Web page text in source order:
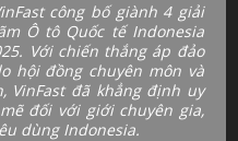
công bố giành 4 giải
Ô tô Quốc tế Indonesia
Với chiến thắng áp đảo
hội đồng chuyên môn và
VinFast đã khẳng định uy
đối với giới chuyên gia,
dùng Indonesia.